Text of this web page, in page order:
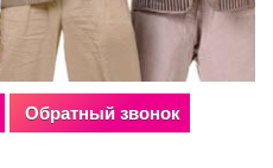
Обратный звонок